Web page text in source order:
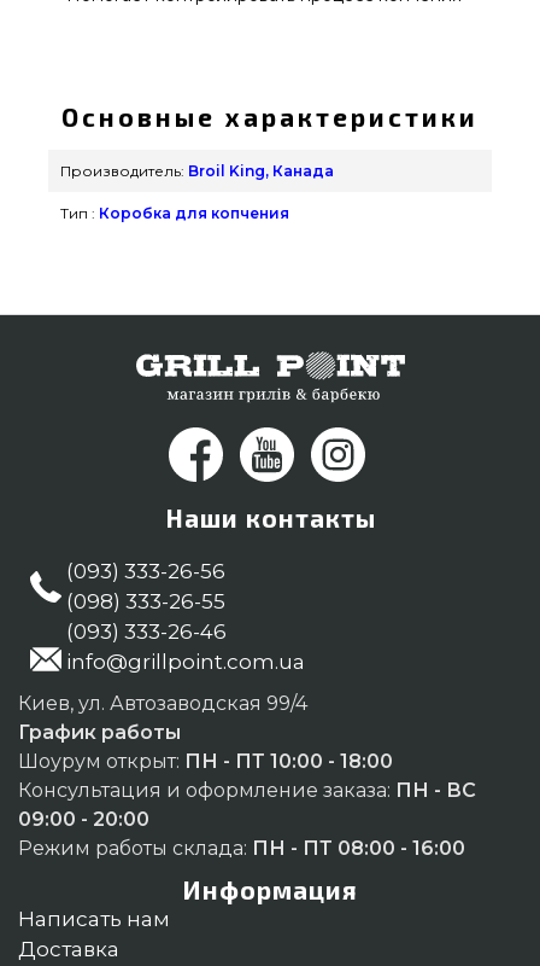
производителя Broil King, Канада по доступной
цене всего 1 290 грн. в интернет каталоге грилей
и мангалов GrillPoint. Смотрите и заказывайте
магазина Гриль Поинт. Позвоните нашим
Харьков, Херсон, Белая Церковь
Основные характеристики
Производитель: Broil King, Канада
Тип : Коробка для копчения
Наши контакты
(093) 333-26-56
(098) 333-26-55
(093) 333-26-46
info@grillpoint.com.ua
Киев, ул. Автозаводская 99/4
График работы
Шоурум открыт: ПН - ПТ 10:00 - 18:00
Консультация и оформление заказа: ПН - ВС
09:00 - 20:00
Режим работы склада: ПН - ПТ 08:00 - 16:00
Информация
Написать нам
Доставка